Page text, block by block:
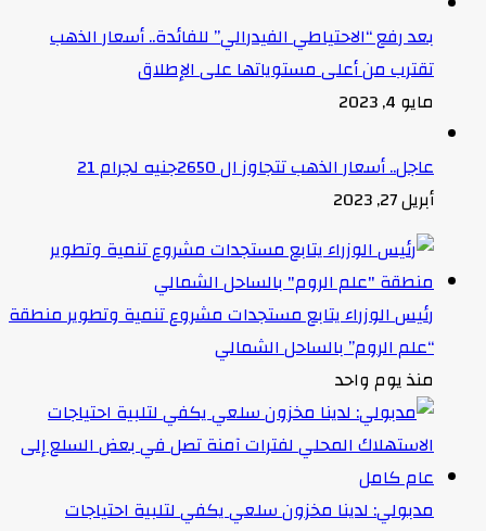
بعد رفع “الاحتياطي الفيدرالي” للفائدة.. أسعار الذهب
تقترب من أعلى مستوياتها على الإطلاق
مايو 4, 2023
عاجل.. أسعار الذهب تتجاوز ال 2650جنيه لجرام 21
أبريل 27, 2023
رئيس الوزراء يتابع مستجدات مشروع تنمية وتطوير منطقة
“علم الروم” بالساحل الشمالي
منذ يوم واحد
مدبولي: لدينا مخزون سلعي يكفي لتلبية احتياجات